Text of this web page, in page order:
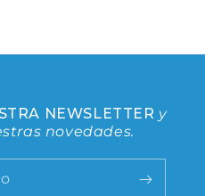
NEWSLETTER y
novedades.